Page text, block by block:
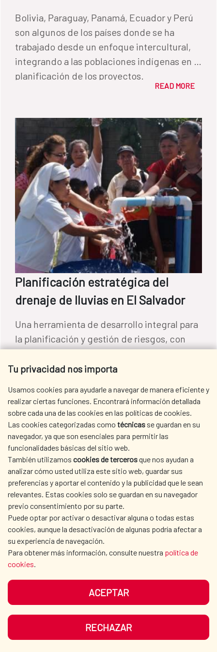
Bolivia, Paraguay, Panamá, Ecuador y Perú
son algunos de los países donde se ha
trabajado desde un enfoque intercultural,
integrando a las poblaciones indígenas en la
planificación de los proyectos.
READ MORE
Planificación estratégica del
drenaje de lluvias en El Salvador
Una herramienta de desarrollo integral para
la planificación y gestión de riesgos, con
acciones a corto, medio, y largo plazo, que
puede ser replicada por otros países y
Agua y saneamiento | El Salvador
READ MORE
Soluciones innovadoras y
sostenibles para la obtención de
agua en Honduras
Tu privacidad nos importa
Usamos cookies para ayudarle a navegar de manera eficiente y
realizar ciertas funciones. Encontrará información detallada
sobre cada una de las cookies en las políticas de cookies.
Las cookies categorizadas como técnicas se guardan en su
navegador, ya que son esenciales para permitir las
funcionalidades básicas del sitio web.
También utilizamos cookies de tercerosque nos ayudan a
analizar cómo usted utiliza este sitio web, guardar sus
preferencias y aportar el contenido y la publicidad que le sean
relevantes. Estas cookies solo se guardan en su navegador
previo consentimiento por su parte.
Puede optar por activar o desactivar alguna o todas estas
cookies, aunque la desactivación de algunas podría afectar a
su experiencia de navegación.
Para obtener más información, consulte nuestra política de
cookies.
ACEPTAR
RECHAZAR